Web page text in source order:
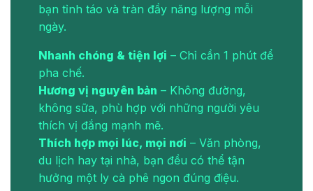
bạn tỉnh táo và tràn đầy năng lượng mỗi
ngày.
Nhanh chóng & tiện lợi – Chỉ cần 1 phút để
pha chế.
Hương vị nguyên bản – Không đường,
không sữa, phù hợp với những người yêu
thích vị đắng mạnh mẽ.
Thích hợp mọi lúc, mọi nơi – Văn phòng,
du lịch hay tại nhà, bạn đều có thể tận
hưởng một ly cà phê ngon đúng điệu.